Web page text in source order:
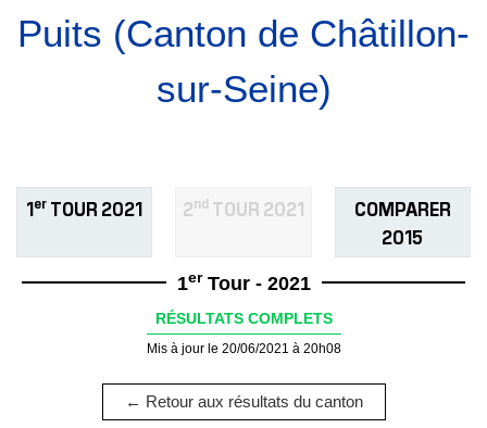
Puits (Canton de Châtillon-
sur-Seine)
1er TOUR 2021 2ndTOUR 2021
COMPARER
2015
1erTour - 2021
RÉSULTATS COMPLETS
Mis à jour le 20/06/2021 à 20h08
← Retour aux résultats du canton